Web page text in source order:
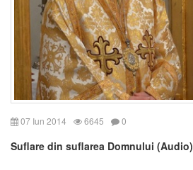
07 Iun 2014 6645 0
Suflare din suflarea Domnului (Audio)